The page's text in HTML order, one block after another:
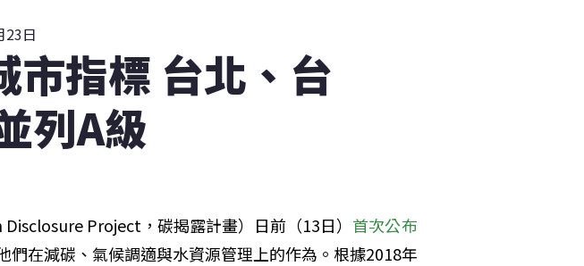
23日
市指標 台北、台
列A級
Project，碳揭露計畫）日前（13日） 首次公布
們在減碳、氣候調適與水資源管理上的作為。根據2018年